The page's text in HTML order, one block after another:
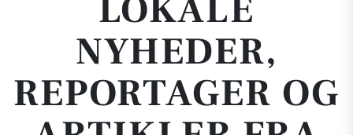
LOKALE
NYHEDER,
REPORTAGER OG